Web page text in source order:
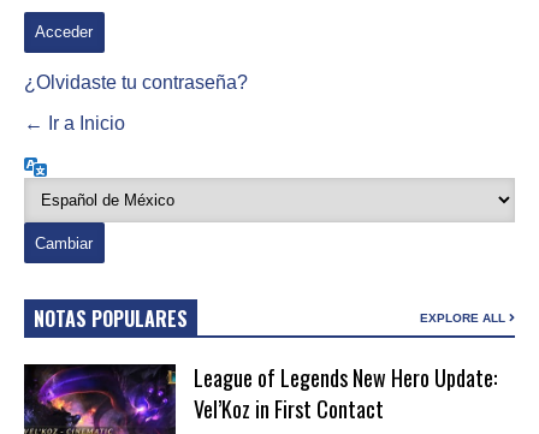
¿Olvidaste tu contraseña?
← Ir a Inicio
NOTAS POPULARES EXPLORE ALL
League of Legends New Hero Update:
Vel’Koz in First Contact